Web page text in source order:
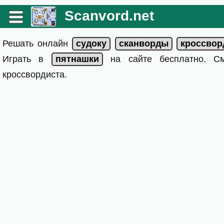
Scanvord.net
Решать онлайн
Играть в
на сайте бесплатно.
кроссвордиста.